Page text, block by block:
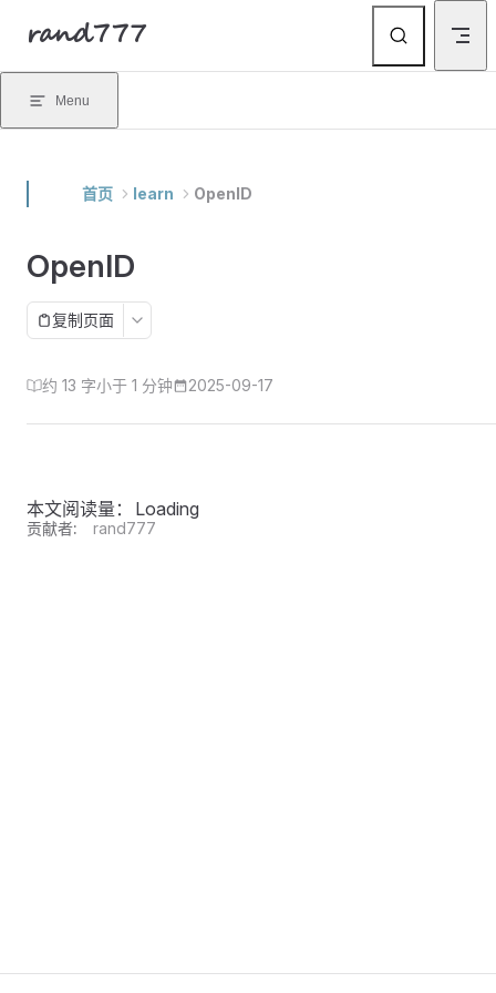
Skip to content
rand777
Menu
首页 learn OpenID
OpenID
复制页面
约 13 字小于 1 分钟 2025-09-17
本文阅读量： Loading
贡献者: rand777